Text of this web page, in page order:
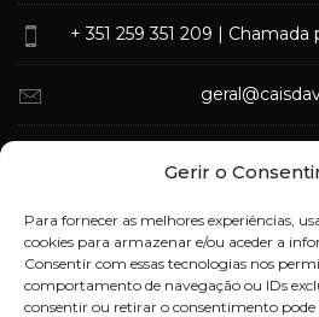
Gerir o
Para fornecer as melhores experiências,
cookies para armazenar e/ou aceder a
Consentir com essas tecnologias nos
comportamento de navegação ou IDs
consentir ou retirar o consentimento
+ 351 259 351 209 | Chamada
5000-570